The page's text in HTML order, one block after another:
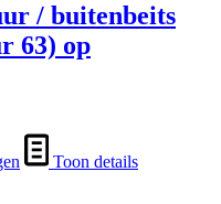
/ buitenbeits
63) op
Toon details